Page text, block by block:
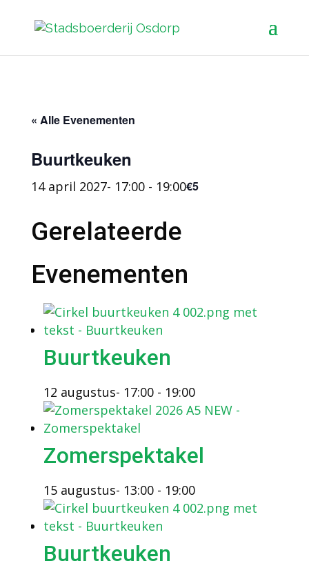
« Alle Evenementen
Buurtkeuken
14 april 2027- 17:00- 19:00€5
Gerelateerde
Evenementen
Buurtkeuken
12 augustus- 17:00- 19:00
Zomerspektakel
15 augustus- 13:00- 19:00
Buurtkeuken